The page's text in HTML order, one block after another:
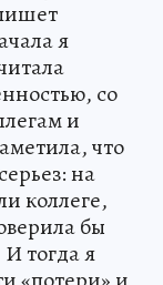
я
со
и
что
на
коллеге,
бы
тогда я